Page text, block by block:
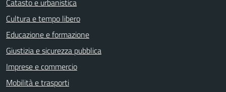
Catasto e urbanistica
Cultura e tempo libero
Educazione e formazione
Giustizia e sicurezza pubblica
Imprese e commercio
Mobilità e trasporti